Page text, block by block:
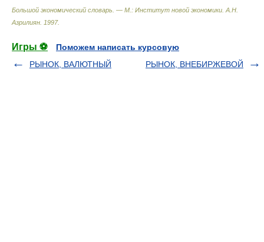
Большой экономический словарь. — М.: Институт новой экономики А.Н.
Азрилиян 1997.
Игры ⚽
Поможем написать курсовую
РЫНОК, ВАЛЮТНЫЙ
РЫНОК, ВНЕБИРЖЕВОЙ